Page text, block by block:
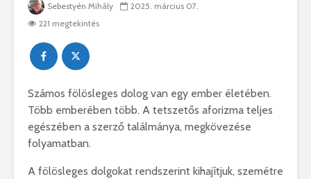
Sebestyén Mihály
2025. március 07.
221 megtekintés
Számos fölösleges dolog van egy ember életében.
Több emberében több. A tetszetős aforizma teljes
egészében a szerző találmánya, megkövezése
folyamatban.
A fölösleges dolgokat rendszerint kihajítjuk, szemétre